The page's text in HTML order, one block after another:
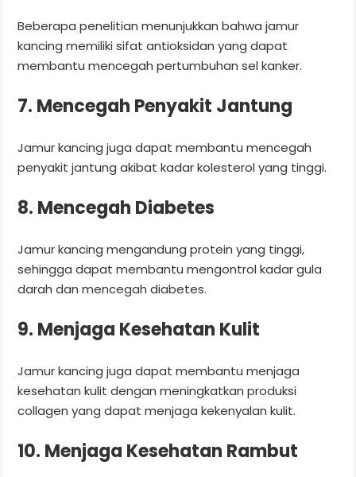
Beberapa penelitian menunjukkan bahwa jamur
kancing memiliki sifat antioksidan yang dapat
membantu mencegah pertumbuhan sel kanker.
7. Mencegah Penyakit Jantung
Jamur kancing juga dapat membantu mencegah
penyakit jantung akibat kadar kolesterol yang tinggi.
8. Mencegah Diabetes
Jamur kancing mengandung protein yang tinggi,
sehingga dapat membantu mengontrol kadar gula
darah dan mencegah diabetes.
9. Menjaga Kesehatan Kulit
Jamur kancing juga dapat membantu menjaga
kesehatan kulit dengan meningkatkan produksi
collagen yang dapat menjaga kekenyalan kulit.
10. Menjaga Kesehatan Rambut